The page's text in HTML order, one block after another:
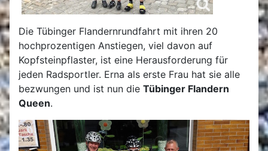
Die Tübinger Flandernrundfahrt mit ihren 20
hochprozentigen Anstiegen, viel davon auf
Kopfsteinpflaster, ist eine Herausforderung für
jeden Radsportler. Erna als erste Frau hat sie alle
bezwungen und ist nun die Tübinger Flandern
Queen.